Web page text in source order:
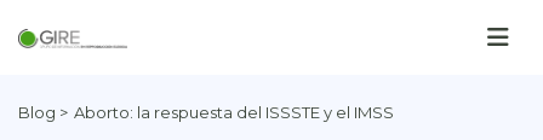
Blog > Aborto: la respuesta del ISSSTE y el IMSS